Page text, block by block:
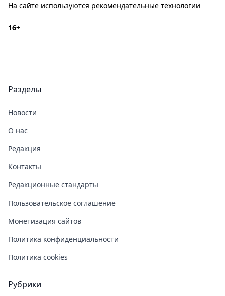
На сайте используются рекомендательные технологии
16+
Разделы
Новости
О нас
Редакция
Контакты
Редакционные стандарты
Пользовательское соглашение
Монетизация сайтов
Политика конфиденциальности
Политика cookies
Рубрики